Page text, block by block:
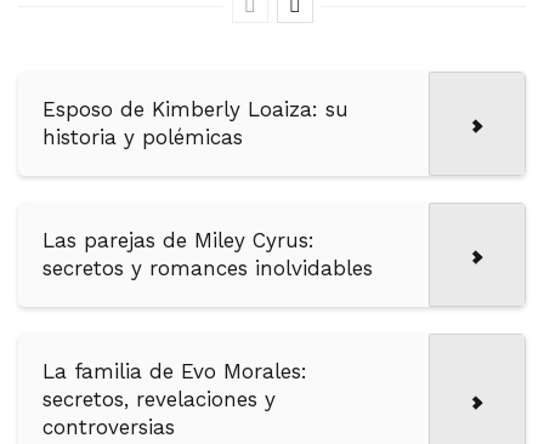
Esposo de Kimberly Loaiza: su
historia y polémicas
Las parejas de Miley Cyrus:
secretos y romances inolvidables
La familia de Evo Morales:
secretos, revelaciones y
controversias